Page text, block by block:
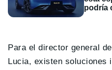
podría
Para el director general
Lucia, existen soluciones